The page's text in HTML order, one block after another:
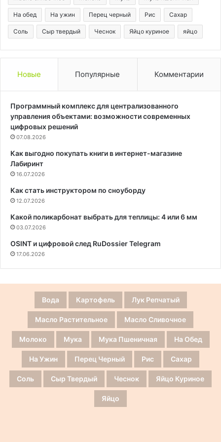
На обед На ужин Перец черный Рис Сахар
Соль Сыр твердый Чеснок Яйцо куриное яйцо
Новые Популярные Комментарии
Программный комплекс для централизованного
управления объектами: возможности современных
цифровых решений
07.08.2026
Как выгодно покупать книги в интернет-магазине
Лабиринт
16.07.2026
Как стать инструктором по сноуборду
12.07.2026
Какой поликарбонат выбрать для теплицы: 4 или 6 мм
03.07.2026
OSINT и цифровой след RuDossier Telegram
17.06.2026
Вода Картофель Лук Репчатый
Масло Растительное Масло Сливочное
Молоко Мука Мука Пшеничная На Обед
На Ужин Перец Черный Рис Сахар
Соль Сыр Твердый Чеснок Яйцо Куриное
Яйцо